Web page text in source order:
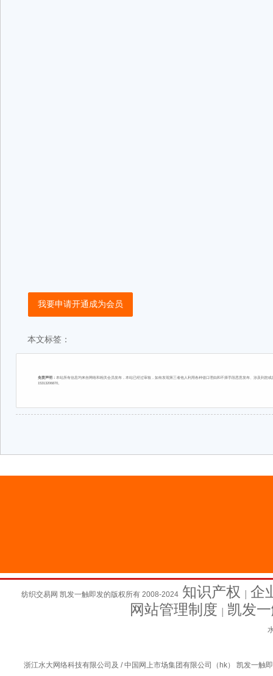
我要申请开通成为会员
本文标签：
免责声明： 本站所有信息均来自网络和相关会员发布，本站已经过审核，如有发现第三者他人利用各种借口理由和不择手段恶意发布、涉及到
15313206870。
纺织交易网 凯发一触即发的版权所有 2008-2024 知识产权
企
网站管理制度
凯发
浙江水大网络科技有限公司及 / 中国网上市场集团有限公司（hk） 凯发一触